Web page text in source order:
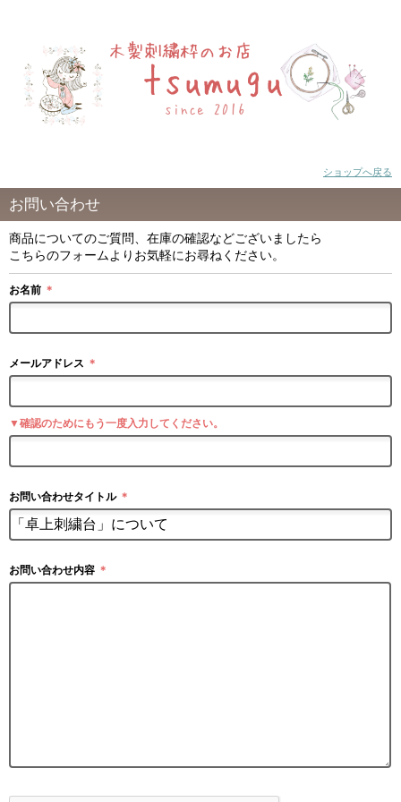
ショップへ戻る
お問い合わせ
商品についてのご質問、在庫の確認などございましたら
こちらのフォームよりお気軽にお尋ねください。
お名前 ＊
メールアドレス ＊
▼確認のためにもう一度入力してください。
お問い合わせタイトル ＊
お問い合わせ内容 ＊